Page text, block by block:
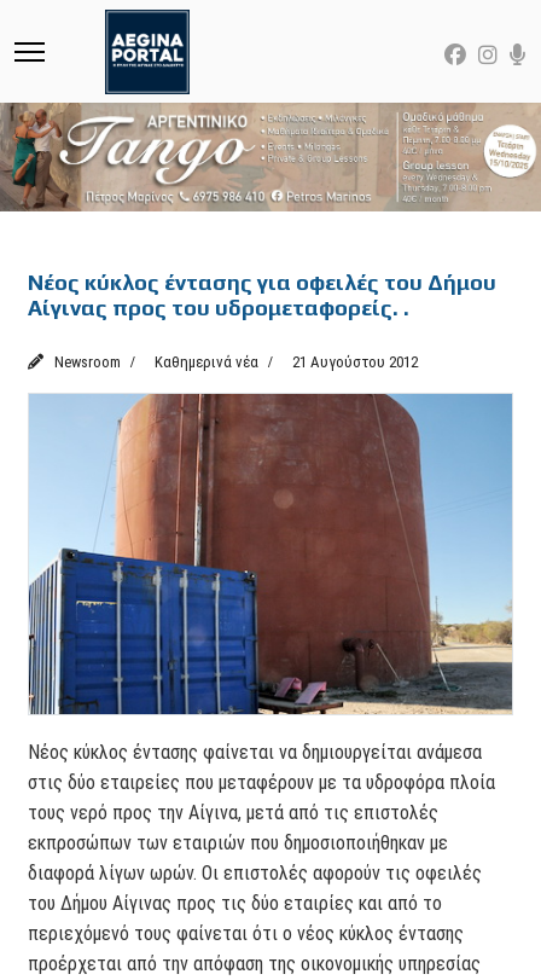
Νέος κύκλος έντασης για οφειλές του Δήμου
Αίγινας προς του υδρομεταφορείς. .
Newsroom Καθημερινά νέα 21 Αυγούστου 2012
Νέος κύκλος έντασης φαίνεται να δημιουργείται ανάμεσα
στις δύο εταιρείες που μεταφέρουν με τα υδροφόρα πλοία
τους νερό προς την Αίγινα, μετά από τις επιστολές
εκπροσώπων των εταιριών που δημοσιοποιήθηκαν με
διαφορά λίγων ωρών. Οι επιστολές αφορούν τις οφειλές
του Δήμου Αίγινας προς τις δύο εταιρίες και από το
περιεχόμενό τους φαίνεται ότι ο νέος κύκλος έντασης
προέρχεται από την απόφαση της οικονομικής υπηρεσίας